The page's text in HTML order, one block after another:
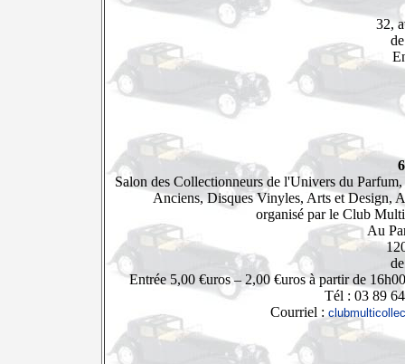
32,
Salon des Collectionneurs de l'Univers du
Anciens, Disques Vinyles, Arts et Design,
organisé par le Club
Au
Entrée 5,00 €uros – 2,00 €uros à partir de
Tél : 03 89
Courriel :